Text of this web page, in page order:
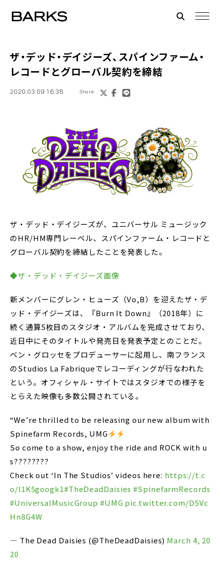
ザ・デッド・デイジーズ、スパインファーム・
レコードとグローバル契約を締結
2020.03.09 16:38 Share
ザ・デッド・デイジーズが、ユニバーサル ミュージック
のHR/HM専門レーベル、スパインファーム・レコードと
グローバル契約を締結したことを発表した。
◆ザ・デッド・デイジーズ画像
新メンバーにグレン・ヒューズ（Vo,B）を迎えたザ・デ
ッド・デイジーズは、『Burn It Down』（2018年）に
続く通算5枚目のスタジオ・アルバムを完成させており、
近日中にそのタイトルや発売日を発表予定とのことだ。
ベン・グロッセをプロデューサーに起用し、南フランス
のStudios La Fabriqueでレコーディングが行なわれた
という。オフィシャル・サイトではスタジオでの様子を
とらえた映像も多数公開されている。
“We’re thrilled to be releasing our new album with
Spinefarm Records, UMG
So come to a show, enjoy the ride and ROCK with u
s????????
Check out ‘In The Studios’ videos here: https://t.c
o/I1K5googk1#TheDeadDaisies #SpinefarmRecords
#UniversalMusicGroup #UMG pic.twitter.com/D5Vc
Hn8G4W
— The Dead Daisies (@TheDeadDaisies) March 4, 20
20